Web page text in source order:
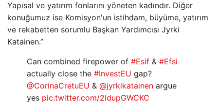
Yapısal ve yatırım fonlarını yöneten kadındır. Diğer
konuğumuz ise Komisyon'un istihdam, büyüme, yatırım
ve rekabetten sorumlu Başkan Yardımcısı Jyrki
Katainen.”
Can combined firepower of #Esif & #Efsi
actually close the #InvestEU gap?
@CorinaCretuEU & @jyrkikatainen argue
yes pic.twitter.com/2IdupGWCKC